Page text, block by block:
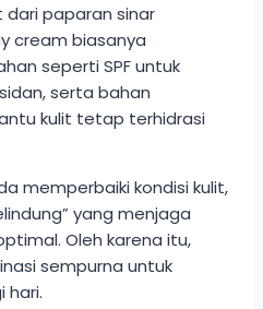
dari paparan sinar
cream biasanya
seperti SPF untuk
serta bahan
kulit tetap terhidrasi
memperbaiki kondisi kulit,
yang menjaga
Oleh karena itu,
sempurna untuk
hari.